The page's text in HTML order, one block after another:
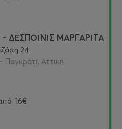
ΔΕΣΠΟΙΝΙΣ ΜΑΡΓΑΡΙΤΑ
24
Αττική
16€